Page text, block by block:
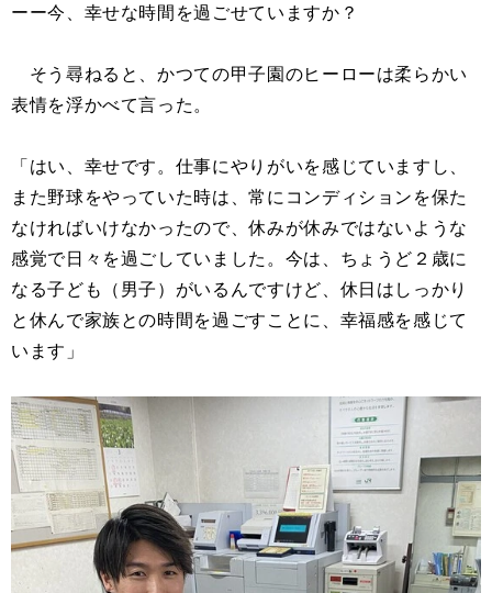
ーー今、幸せな時間を過ごせていますか？
そう尋ねると、かつての甲子園のヒーローは柔らかい
表情を浮かべて言った。
「はい、幸せです。仕事にやりがいを感じていますし、
また野球をやっていた時は、常にコンディションを保た
なければいけなかったので、休みが休みではないような
感覚で日々を過ごしていました。今は、ちょうど２歳に
なる子ども（男子）がいるんですけど、休日はしっかり
と休んで家族との時間を過ごすことに、幸福感を感じて
います」